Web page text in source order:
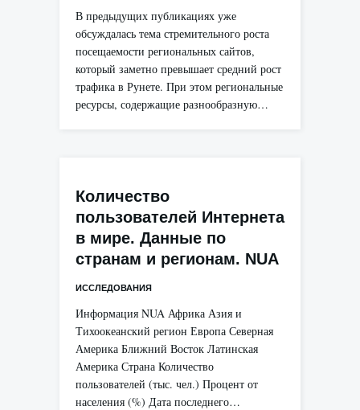
В предыдущих публикациях уже
обсуждалась тема стремительного роста
посещаемости региональных сайтов,
который заметно превышает средний рост
трафика в Рунете. При этом региональные
ресурсы, содержащие разнообразную…
Количество
пользователей Интернета
в мире. Данные по
странам и регионам. NUA
ИССЛЕДОВАНИЯ
Информация NUA Африка Азия и
Тихоокеанский регион Европа Северная
Америка Ближний Восток Латинская
Америка Страна Количество
пользователей (тыс. чел.) Процент от
населения (%) Дата последнего…